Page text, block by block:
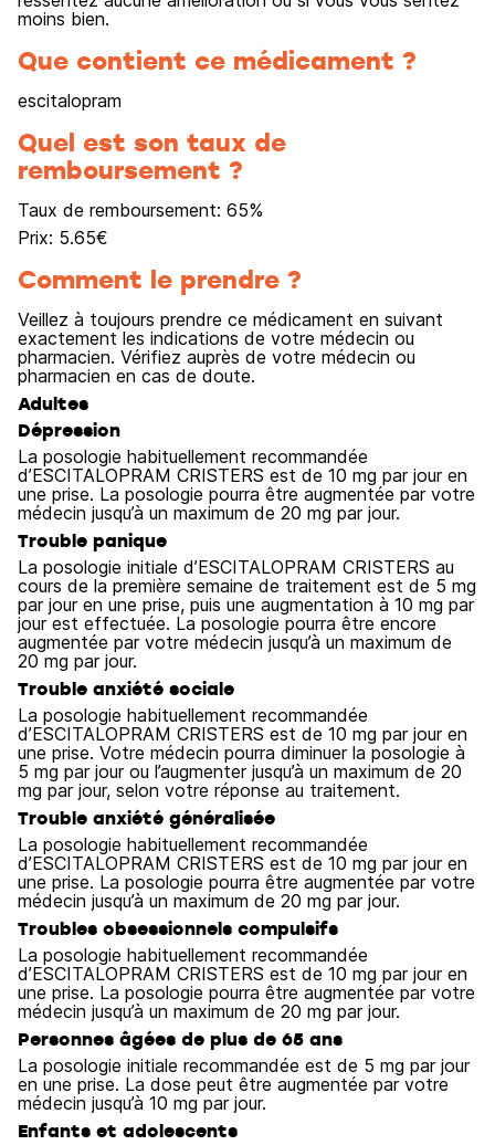
moins bien.
Que contient ce médicament ?
escitalopram
Quel est son taux de
remboursement ?
Taux de remboursement: 65%
Prix: 5.65€
Comment le prendre ?
Veillez à toujours prendre ce médicament en suivant
exactement les indications de votre médecin ou
pharmacien. Vérifiez auprès de votre médecin ou
pharmacien en cas de doute.
Adultes
Dépression
La posologie habituellement recommandée
d’ESCITALOPRAM CRISTERS est de 10 mg par jour en
une prise. La posologie pourra être augmentée par votre
médecin jusqu’à un maximum de 20 mg par jour.
Trouble panique
La posologie initiale d’ESCITALOPRAM CRISTERS au
cours de la première semaine de traitement est de 5 mg
par jour en une prise, puis une augmentation à 10 mg par
jour est effectuée. La posologie pourra être encore
augmentée par votre médecin jusqu’à un maximum de
20 mg par jour.
Trouble anxiété sociale
La posologie habituellement recommandée
d’ESCITALOPRAM CRISTERS est de 10 mg par jour en
une prise. Votre médecin pourra diminuer la posologie à
5 mg par jour ou l’augmenter jusqu’à un maximum de 20
mg par jour, selon votre réponse au traitement.
Trouble anxiété généralisée
La posologie habituellement recommandée
d’ESCITALOPRAM CRISTERS est de 10 mg par jour en
une prise. La posologie pourra être augmentée par votre
médecin jusqu’à un maximum de 20 mg par jour.
Troubles obsessionnels compulsifs
La posologie habituellement recommandée
d’ESCITALOPRAM CRISTERS est de 10 mg par jour en
une prise. La posologie pourra être augmentée par votre
médecin jusqu’à un maximum de 20 mg par jour.
Personnes âgées de plus de 65 ans
La posologie initiale recommandée est de 5 mg par jour
en une prise. La dose peut être augmentée par votre
médecin jusqu’à 10 mg par jour.
Enfants et adolescents